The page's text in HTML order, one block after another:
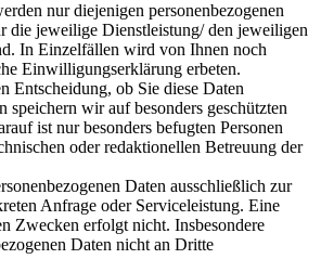
nur diejenigen personenbezogenen
die jeweilige Dienstleistung/ den jeweiligen
In Einzelfällen wird von Ihnen noch
Einwilligungserklärung erbeten.
Entscheidung, ob Sie diese Daten
speichern wir auf besonders geschützten
ist nur besonders befugten Personen
oder redaktionellen Betreuung der
Daten ausschließlich zur
Anfrage oder Serviceleistung. Eine
Zwecken erfolgt nicht. Insbesondere
Daten nicht an Dritte